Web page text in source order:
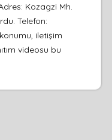
Kozagzi Mh.
Telefon:
iletişim
videosu bu